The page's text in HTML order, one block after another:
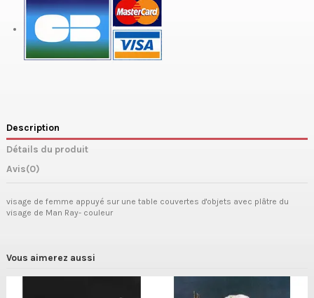
Description
Détails du produit
Avis(0)
visage de femme appuyé sur une table couvertes d'objets avec plâtre du
visage de Man Ray- couleur
Vous aimerez aussi